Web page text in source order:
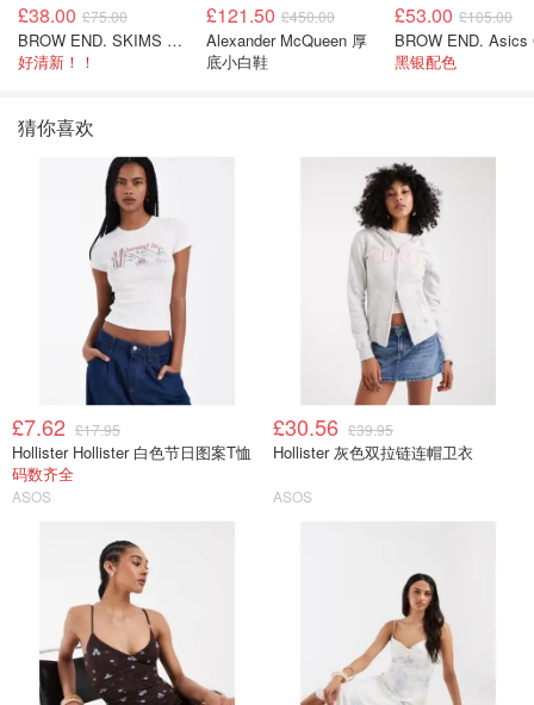
£38.00 £75.00
BROW END. SKIMS Cotton Rib 长款背心连衣裙 薄荷绿
好清新！！
£121.50 £450.00
Alexander McQueen 厚
底小白鞋
£53.00 £105.00
黑银配色
猜你喜欢
£7.62 £17.95
Hollister Hollister 白色节日图案T恤
码数齐全
ASOS
£30.56 £39.95
Hollister 灰色双拉链连帽卫衣
ASOS